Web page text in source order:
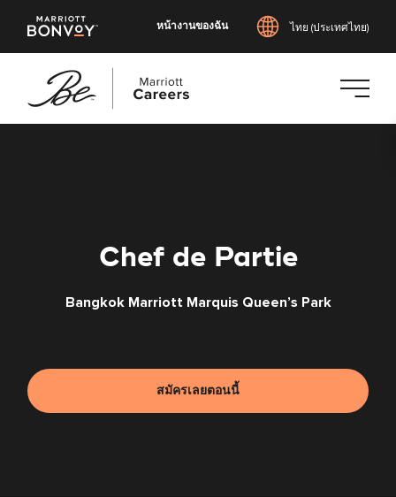
หน้างานของฉัน ไทย (ประเทศไทย)
Chef de Partie
Bangkok Marriott Marquis Queen’s Park
สมัครเลยตอนนี้